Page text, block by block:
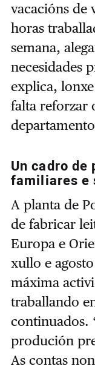
vacacións de
horas
semana,
necesidades
explica,
falta reforzar
Un cadro de
familiares e
A planta de
de fabricar
Europa e
xullo e
máxima
traballando
continuados.
produción
As contas